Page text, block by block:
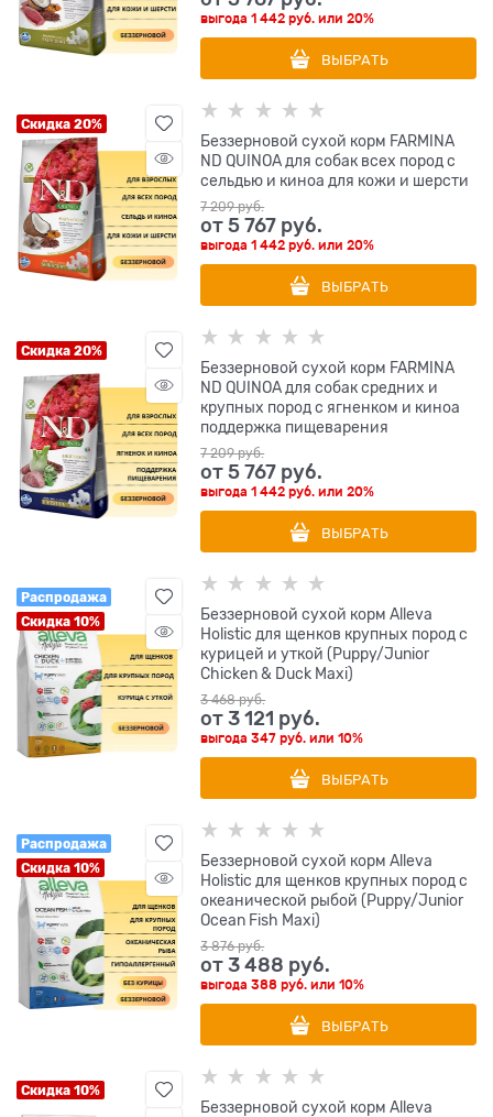
выгода1 442 руб. или20%
ВЫБРАТЬ
Скидка 20%
Беззерновой cухой корм FARMINA
ND QUINOA для собак всех пород с
сельдью и киноа для кожи и шерсти
7 209 руб.
от5 767 руб.
выгода1 442 руб. или20%
ВЫБРАТЬ
Скидка 20%
Беззерновой cухой корм FARMINA
ND QUINOA для собак средних и
крупных пород с ягненком и киноа
поддержка пищеварения
7 209 руб.
от5 767 руб.
выгода1 442 руб. или20%
ВЫБРАТЬ
Распродажа
Скидка 10%
Беззерновой сухой корм Alleva
Holistic для щенков крупных пород с
курицей и уткой (Puppy/Junior
Chicken & Duck Maxi)
3 468 руб.
от3 121 руб.
выгода347 руб. или10%
ВЫБРАТЬ
Распродажа
Скидка 10%
Беззерновой сухой корм Alleva
Holistic для щенков крупных пород с
океанической рыбой (Puppy/Junior
Ocean Fish Maxi)
3 876 руб.
от3 488 руб.
выгода388 руб. или10%
ВЫБРАТЬ
Скидка 10%
Беззерновой сухой корм Alleva